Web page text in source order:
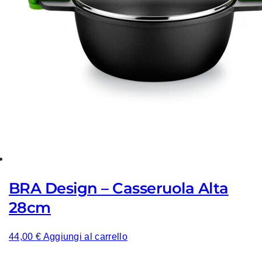
BRA Design – Casseruola Alta
28cm
44,00 € Aggiungi al carrello